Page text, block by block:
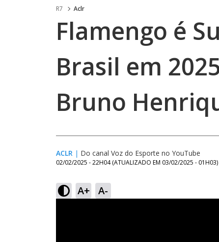
R7 Aclr
Flamengo é
Brasil em
Bruno
ACLR | Do canal Voz do Esporte no YouTube
02/02/2025 - 22H04 (ATUALIZADO EM 03/02/2025 - 01H03)
A+ A-